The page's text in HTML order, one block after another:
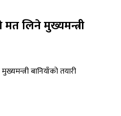
मत लिने मुख्यमन्त्री